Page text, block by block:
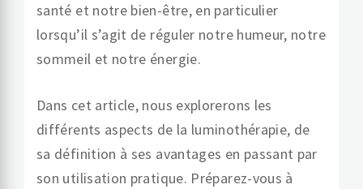
santé et notre bien-être, en particulier
lorsqu’il s’agit de réguler notre humeur, notre
sommeil et notre énergie.
Dans cet article, nous explorerons les
différents aspects de la luminothérapie, de
sa définition à ses avantages en passant par
son utilisation pratique. Préparez-vous à